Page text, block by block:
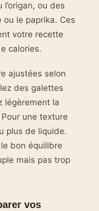
ou des
ou le paprika. Ces
votre recette
calories.
ajustées selon
des galettes
légèrement la
une texture
plus de liquide.
bon équilibre
mais pas trop
vos